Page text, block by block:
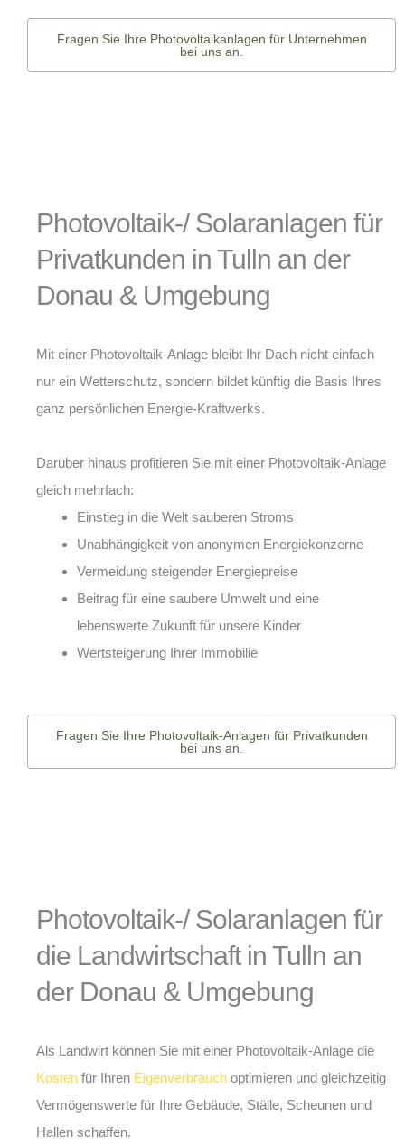
Fragen Sie Ihre Photovoltaikanlagen für Unternehmen
bei uns an.
Photovoltaik-/ Solaranlagen für
Privatkunden in Tulln an der
Donau & Umgebung
Mit einer Photovoltaik-Anlage bleibt Ihr Dach nicht einfach
nur ein Wetterschutz, sondern bildet künftig die Basis Ihres
ganz persönlichen Energie-Kraftwerks.
Darüber hinaus profitieren Sie mit einer Photovoltaik-Anlage
gleich mehrfach:
Einstieg in die Welt sauberen Stroms
Unabhängigkeit von anonymen Energiekonzerne
Vermeidung steigender Energiepreise
Beitrag für eine saubere Umwelt und eine
lebenswerte Zukunft für unsere Kinder
Wertsteigerung Ihrer Immobilie
Fragen Sie Ihre Photovoltaik-Anlagen für Privatkunden
bei uns an.
Photovoltaik-/ Solaranlagen für
die Landwirtschaft in Tulln an
der Donau & Umgebung
Als Landwirt können Sie mit einer Photovoltaik-Anlage die
Kosten für Ihren Eigenverbrauch optimieren und gleichzeitig
Vermögenswerte für Ihre Gebäude, Ställe, Scheunen und
Hallen schaffen.